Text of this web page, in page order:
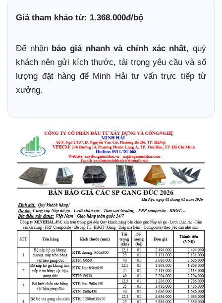
Giá tham khảo từ: 1.368.000đ/bộ
Để nhận báo giá nhanh và chính xác nhất, quý
khách nên gửi kích thước, tải trọng yêu cầu và số
lượng đặt hàng để Minh Hải tư vấn trực tiếp từ
xưởng.